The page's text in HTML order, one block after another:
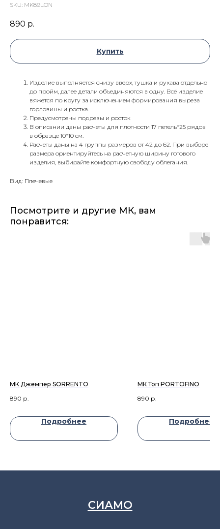
SKU: MK89LON
890 р.
Купить
Изделие выполняется снизу вверх, тушка и рукава отдельно
до пройм, далее детали объединяются в одну. Всё изделие
вяжется по кругу за исключением формирования выреза
горловины и ростка.
Предусмотрены подрезы и росток
В описании даны расчеты для плотности 17 петель*25 рядов
в образце 10*10 см.
Расчеты даны на 4 группы размеров от 42 до 62. При выборе
размера ориентируйтесь на расчетную ширину готового
изделия, выбирайте комфортную свободу облегания.
Вид: Плечевые
Посмотрите и другие МК, вам
понравится:
МК Джемпер SORRENTO
890 р.
Подробнее
МК Топ PORTOFINO
890 р.
Подробнее
СИАМО